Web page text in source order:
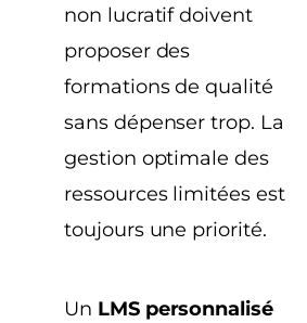
non lucratif doivent
proposer des
formations de qualité
sans dépenser trop. La
gestion optimale des
ressources limitées est
toujours une priorité.
Un LMS personnalisé